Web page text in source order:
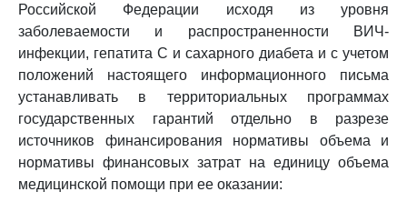
Российской Федерации исходя из уровня
заболеваемости и распространенности ВИЧ-
инфекции, гепатита C и сахарного диабета и с учетом
положений настоящего информационного письма
устанавливать в территориальных программах
государственных гарантий отдельно в разрезе
источников финансирования нормативы объема и
нормативы финансовых затрат на единицу объема
медицинской помощи при ее оказании: